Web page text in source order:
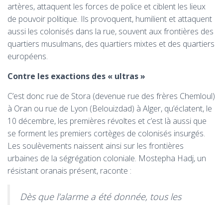
artères, attaquent les forces de police et ciblent les lieux
de pouvoir politique. Ils provoquent, humilient et attaquent
aussi les colonisés dans la rue, souvent aux frontières des
quartiers musulmans, des quartiers mixtes et des quartiers
européens.
Contre les exactions des « ultras»
C’est donc rue de Stora (devenue rue des frères Chemloul)
à Oran ou rue de Lyon (Belouizdad) à Alger, qu’éclatent, le
10 décembre, les premières révoltes et c’est là aussi que
se forment les premiers cortèges de colonisés insurgés.
Les soulèvements naissent ainsi sur les frontières
urbaines de la ségrégation coloniale. Mostepha Hadj, un
résistant oranais présent, raconte :
Dès que l’alarme a été donnée, tous les